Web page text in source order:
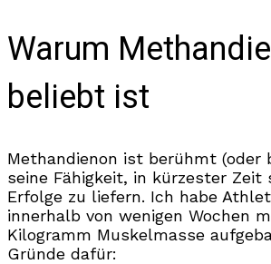
Warum
beliebt ist
Methandienon ist berühmt (oder
seine Fähigkeit, in kürzester Zeit
Erfolge zu liefern. Ich habe
innerhalb von wenigen Wochen
Kilogramm Muskelmasse
Gründe dafür: